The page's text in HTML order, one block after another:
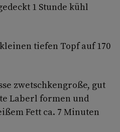
1 Stunde kühl
tiefen Topf auf 170
zwetschkengroße, gut
Laberl formen und
Fett ca. 7 Minuten